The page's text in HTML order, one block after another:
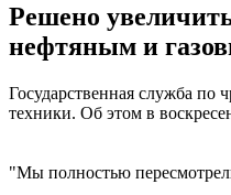
Решено
нефтяным и
Государственная служба
техники. Об этом в
"Мы полностью